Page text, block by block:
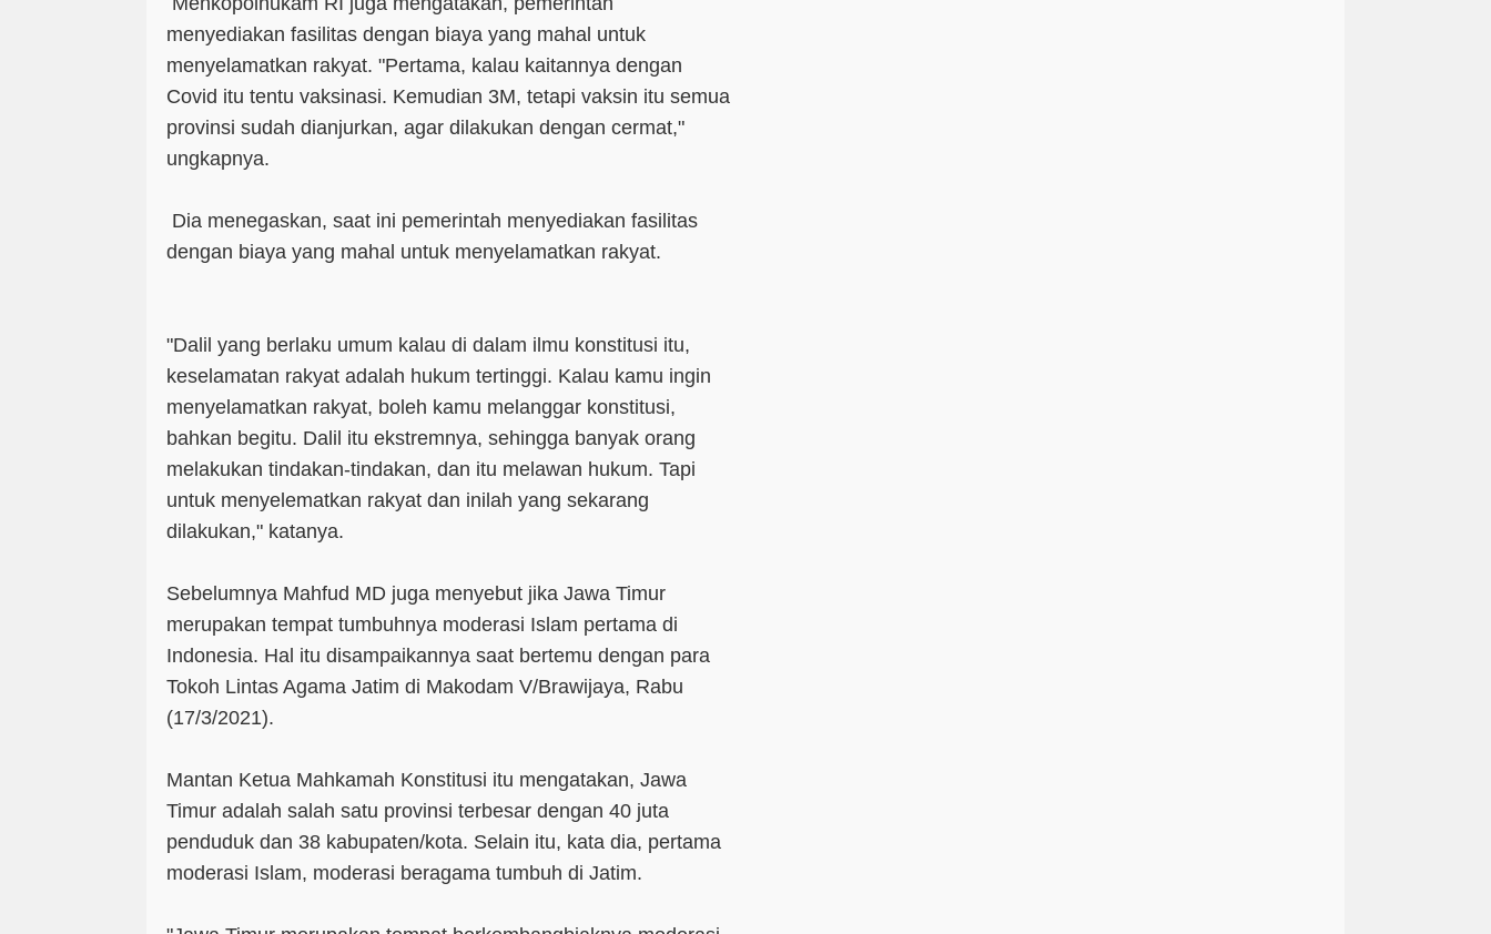
menyediakan fasilitas dengan biaya yang mahal untuk
menyelamatkan rakyat. "Pertama, kalau kaitannya dengan
Covid itu tentu vaksinasi. Kemudian 3M, tetapi vaksin itu semua
provinsi sudah dianjurkan, agar dilakukan dengan cermat,"
ungkapnya.
Dia menegaskan, saat ini pemerintah menyediakan fasilitas
dengan biaya yang mahal untuk menyelamatkan rakyat.
"Dalil yang berlaku umum kalau di dalam ilmu konstitusi itu,
keselamatan rakyat adalah hukum tertinggi. Kalau kamu ingin
menyelamatkan rakyat, boleh kamu melanggar konstitusi,
bahkan begitu. Dalil itu ekstremnya, sehingga banyak orang
melakukan tindakan-tindakan, dan itu melawan hukum. Tapi
untuk menyelematkan rakyat dan inilah yang sekarang
dilakukan," katanya.
Sebelumnya Mahfud MD juga menyebut jika Jawa Timur
merupakan tempat tumbuhnya moderasi Islam pertama di
Indonesia. Hal itu disampaikannya saat bertemu dengan para
Tokoh Lintas Agama Jatim di Makodam V/Brawijaya, Rabu
(17/3/2021).
Mantan Ketua Mahkamah Konstitusi itu mengatakan, Jawa
Timur adalah salah satu provinsi terbesar dengan 40 juta
penduduk dan 38 kabupaten/kota. Selain itu, kata dia, pertama
moderasi Islam, moderasi beragama tumbuh di Jatim.